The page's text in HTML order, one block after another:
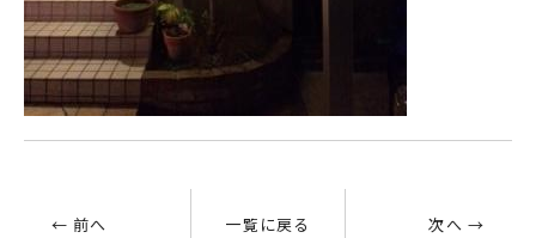
← 前へ 一覧に戻る 次へ →